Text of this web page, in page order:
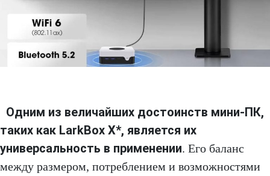
Одним из величайших достоинств мини-ПК,
таких как LarkBox X*, является их
универсальность в применении. Его баланс
между размером, потреблением и возможностями